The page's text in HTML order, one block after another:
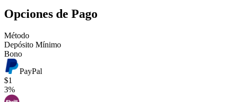
Opciones de Pago
Método
Depósito Mínimo
Bono
PayPal
$1
3%